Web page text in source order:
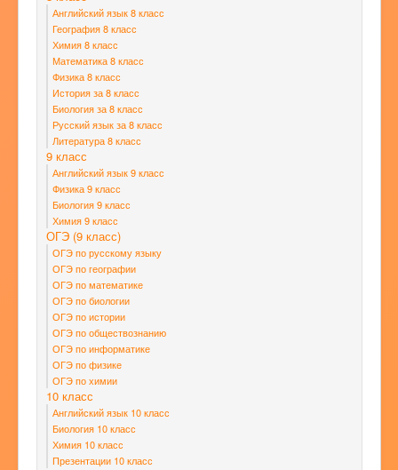
Английский язык 8 класс
География 8 класс
Химия 8 класс
Математика 8 класс
Физика 8 класс
История за 8 класс
Биология за 8 класс
Русский язык за 8 класс
Литература 8 класс
9 класс
Английский язык 9 класс
Физика 9 класс
Биология 9 класс
Химия 9 класс
ОГЭ (9 класс)
ОГЭ по русскому языку
ОГЭ по географии
ОГЭ по математике
ОГЭ по биологии
ОГЭ по истории
ОГЭ по обществознанию
ОГЭ по информатике
ОГЭ по физике
ОГЭ по химии
10 класс
Английский язык 10 класс
Биология 10 класс
Химия 10 класс
Презентации 10 класс